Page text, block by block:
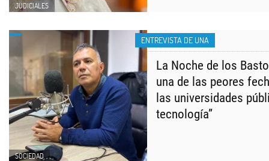
JUDICIALES
ENTREVISTA DE UNA
SOCIEDAD
La Noche de los
una de las peores
las universidades
tecnología”